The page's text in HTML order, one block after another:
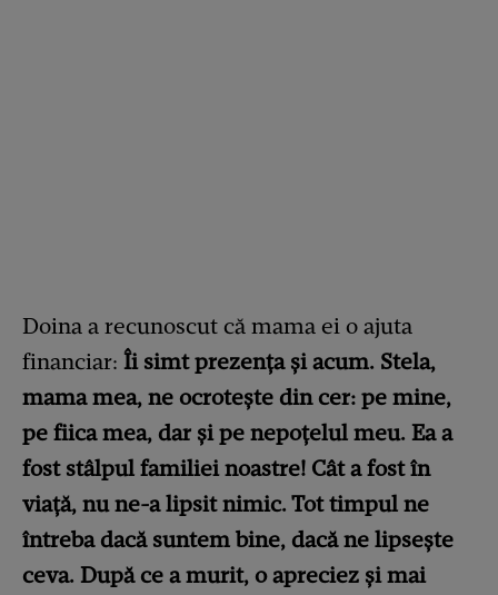
Doina a recunoscut că mama ei o ajuta
financiar: Îi simt prezenţa şi acum. Stela,
mama mea, ne ocroteşte din cer: pe mine,
pe fiica mea, dar şi pe nepoţelul meu. Ea a
fost stâlpul familiei noastre! Cât a fost în
viaţă, nu ne-a lipsit nimic. Tot timpul ne
întreba dacă suntem bine, dacă ne lipseşte
ceva. După ce a murit, o apreciez şi mai